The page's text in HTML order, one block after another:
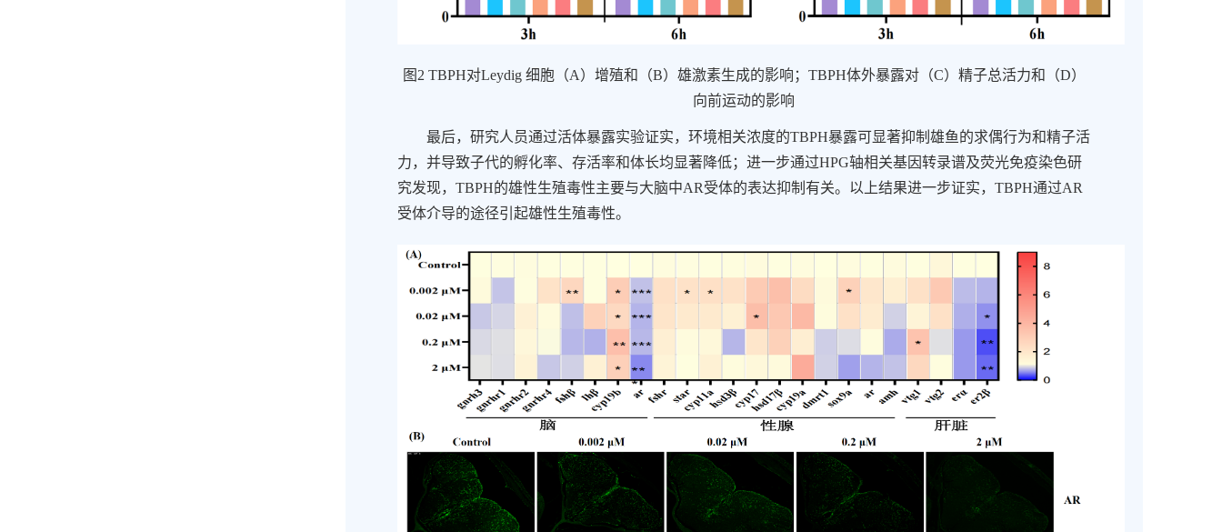
图 2 TBPH对Leydig 细胞（A）增殖和（B）雄激素生成的影响； TBPH体外暴露对（C）精子总活力和（D）
向前运动的影响
最后，研究人员通过活体暴露实验证实，环境相关浓度的TBPH暴露可显著抑制雄鱼的求偶行为和精子活
力，并导致子代的孵化率、存活率和体长均显著降低；进一步通过HPG轴相关基因转录谱及荧光免疫染色研
究发现， TBPH的雄性生殖毒性主要与大脑中AR受体的表达抑制有关。以上结果进一步证实， TBPH通过AR
受体介导的途径引起雄性生殖毒性。